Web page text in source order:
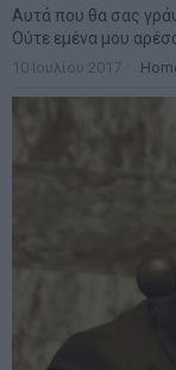
Αυτά που θα σας
Ούτε εμένα μου
10 Ιουλίου 2017